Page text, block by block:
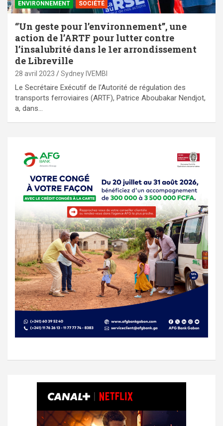
ENVIRONNEMENT SOCIÉTÉ
‘’Un geste pour l’environnement’’, une
action de l’ARTF pour lutter contre
l’insalubrité dans le 1er arrondissement
de Libreville
28 avril 2023 Sydney IVEMBI
Le Secrétaire Exécutif de l’Autorité de régulation des
transports ferroviaires (ARTF), Patrice Aboubakar Nendjot,
a, dans…